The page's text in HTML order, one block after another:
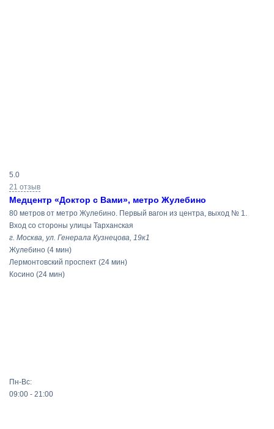
поиска
5.0
21 отзыв
Медцентр «Доктор с Вами», метро Жулебино
80 метров от метро Жулебино. Первый вагон из центра, выход № 1.
Вход со стороны улицы Тарханская
г. Москва, ул. Генерала Кузнецова, 19к1
Жулебино (4 мин)
Лермонтовский проспект (24 мин)
Косино (24 мин)
Пн-Вс:
09:00 - 21:00